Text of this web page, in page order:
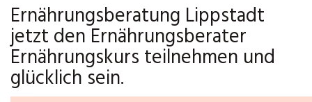
Ernährungsberatung Lippstadt
jetzt den Ernährungsberater
Ernährungskurs teilnehmen und
glücklich sein.